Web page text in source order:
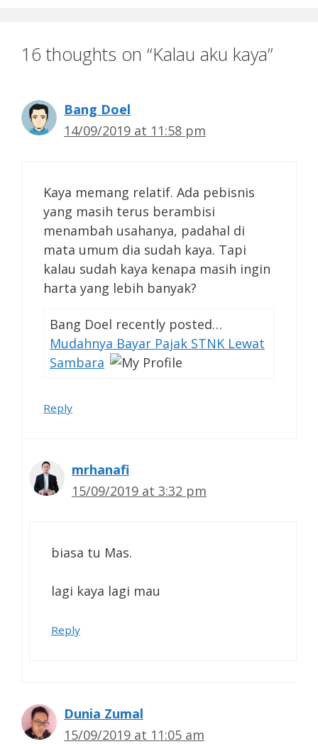
16 thoughts on “Kalau aku kaya”
Bang Doel
14/09/2019 at 11:58 pm
Kaya memang relatif. Ada pebisnis
yang masih terus berambisi
menambah usahanya, padahal di
mata umum dia sudah kaya. Tapi
kalau sudah kaya kenapa masih ingin
harta yang lebih banyak?
Bang Doel recently posted…
Mudahnya Bayar Pajak STNK Lewat
Sambara
Reply
mrhanafi
15/09/2019 at 3:32 pm
biasa tu Mas.
lagi kaya lagi mau
Reply
Dunia Zumal
15/09/2019 at 11:05 am